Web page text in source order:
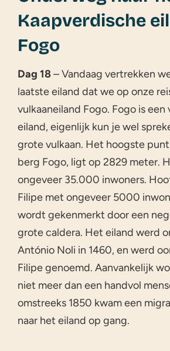
Kaapverdische
Fogo
Dag 18– Vandaag vertrekken
laatste eiland dat we op onze
vulkaaneiland Fogo. Fogo is een
eiland, eigenlijk kun je wel
grote vulkaan. Het hoogste
berg Fogo, ligt op 2829 meter.
ongeveer 35.000 inwoners.
Filipe met ongeveer 5000
wordt gekenmerkt door een
grote caldera. Het eiland werd
António Noli in 1460, en werd
Filipe genoemd. Aanvankelijk
niet meer dan een handvol
omstreeks 1850 kwam een
naar het eiland op gang.